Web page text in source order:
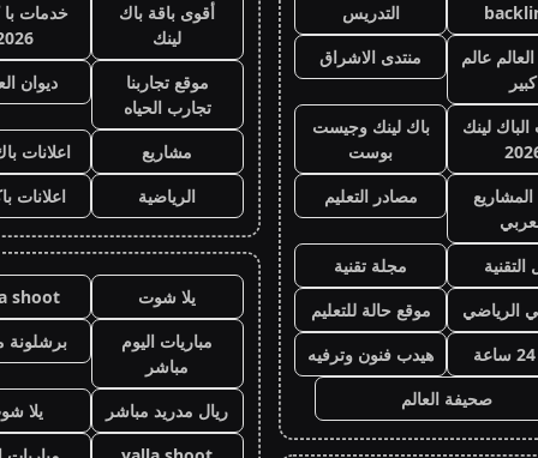
التدريس
عالم
كبير
منتدى الاشراق
الباك لينك
باك لينك وجيست
بوست
مصادر التعليم
التقنية
مجلة تقنية
الرياضي
موقع حالة للتعليم
هيدب فنون وترفيه
صحيفة العالم
أقوى باقة باك
لينك
خدمات با
موقع تجاربنا
تجارب الحياه
ديوان
مشاريع
اعلانات
الرياضية
اعلانات
يلا شوت
shoot
مباريات اليوم
مباشر
برشلونة
ريال مدريد مباشر
يلا